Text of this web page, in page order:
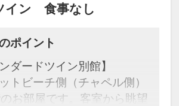
イン 食事なし
ポイント
ダードツイン別館】
トビーチ側（チャペル側）
お部屋です。客室から眺望